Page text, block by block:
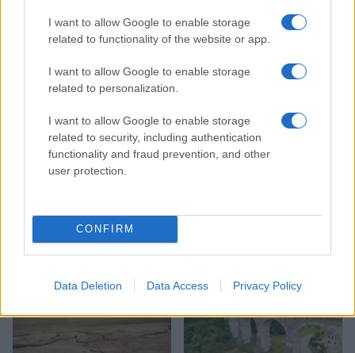
I want to allow Google to enable storage
related to functionality of the website or app.
I want to allow Google to enable storage
related to personalization.
I want to allow Google to enable storage
related to security, including authentication
functionality and fraud prevention, and other
user protection.
CONFIRM
Data Deletion Data Access Privacy Policy
dobro počutje
LURA
predavanje
Več iz kraja Ravne na Koroškem
Freestyle navdušuje s poletno
Kovinska ograja po meri: kako
izvedbo